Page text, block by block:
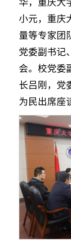
华，重庆大
小元，重庆
量等专家团
党委副书记
会。校党委
长吕刚，党
为民出席座